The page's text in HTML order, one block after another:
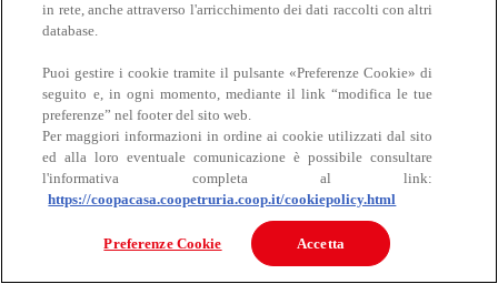
Carne
Carne
in rete, anche attraverso l'arricchimento dei dati raccolti con altri
database.
Puoi gestire i cookie tramite il pulsante «Preferenze Cookie» di
seguito e, in ogni momento, mediante il link “modifica le tue
preferenze” nel footer del sito web.
Per maggiori informazioni in ordine ai cookie utilizzati dal sito
ed alla loro eventuale comunicazione è possibile consultare
l'informativa completa al link:
https://coopacasa.coopetruria.coop.it/cookiepolicy.html
Preferenze Cookie Accetta